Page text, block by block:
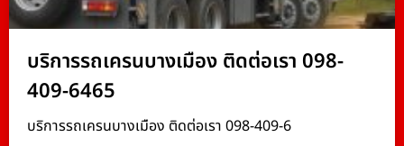
บริการรถเครนบางเมือง ติดต่อเรา 098-
409-6465
บริการรถเครนบางเมือง ติดต่อเรา 098-409-6